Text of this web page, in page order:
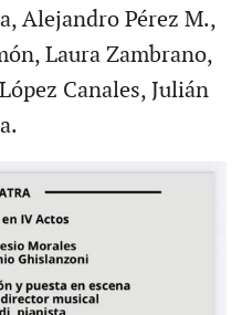
Alejandro Pérez M.,
Laura Zambrano,
Canales, Julián